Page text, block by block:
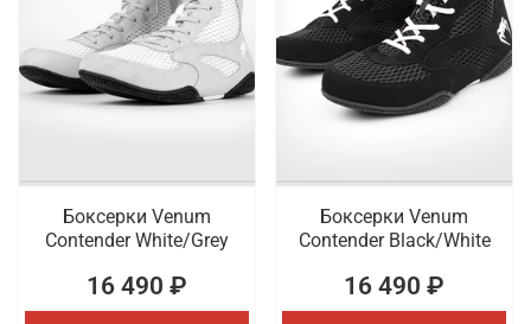
Боксерки Venum
Contender White/Grey
16 490 ₽
Боксерки Venum
Contender Black/White
16 490 ₽